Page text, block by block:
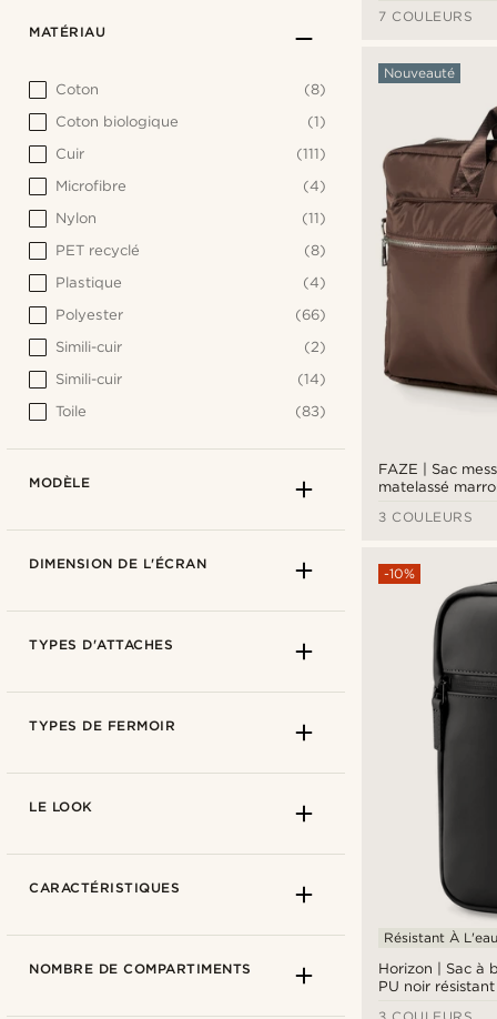
7 COULEURS
FAZE | Sac
matelassé
Nouveauté
3 COULEURS
Horizon | Sac à
PU noir
-10%
Résistant À L'eau
MATÉRIAU
Coton
(8)
Coton biologique
(1)
Cuir
(111)
Microfibre
(4)
Nylon
(11)
PET recyclé
(8)
Plastique
(4)
Polyester
(66)
Simili-cuir
(2)
Simili-cuir
(14)
Toile
(83)
MODÈLE
Cabas
(11)
portable
Sac à dos
(72)
DIMENSION DE L'ÉCRAN
10,1" (26x18x2 cm)
(5)
TYPES D'ATTACHES
TYPES DE FERMOIR
LE LOOK
CARACTÉRISTIQUES
NOMBRE DE COMPARTIMENTS